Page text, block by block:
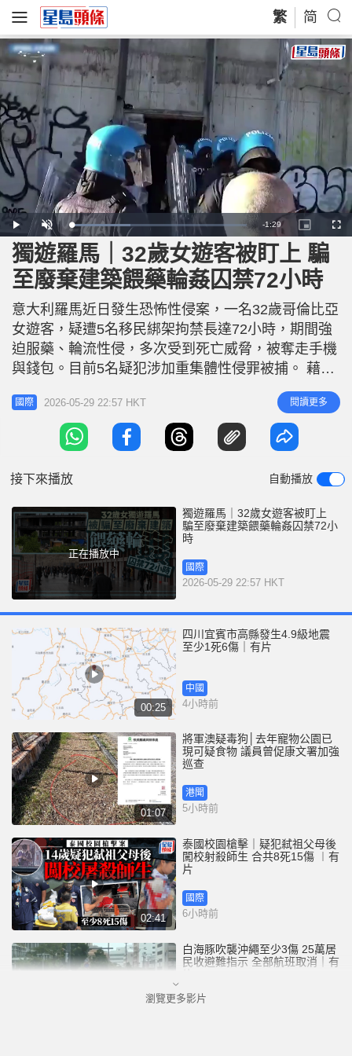
繁 简
P
l
a
y
U
n
m
u
t
e
L
o
d
:
3
3
7
5
R
e
m
i
e
-1:29
P
i
u
r
e
-
-
P
i
c
t
u
r
e
F
u
獨遊羅馬｜32歲女遊客被盯上 騙
至廢棄建築餵藥輪姦囚禁72小時
意大利羅馬近日發生恐怖性侵案，一名32歲哥倫比亞
女遊客，疑遭5名移民綁架拘禁長達72小時，期間強
迫服藥、輪流性侵，多次受到死亡威脅，被奪走手機
與錢包。目前5名疑犯涉加重集體性侵罪被捕。 藉口
兜售大麻誘拐󠄆 據《每日郵報》報道，該名女遊客9日
獨自赴羅馬旅遊，案發當晚在特米尼（Termini）車站
附近一間餐廳用餐，離開時被一名陌生男子以兜售大
麻為由搭訕，引誘她跟着走了約一小時後，另一名男
國際 2026-05-29 22:57 HKT 閱讀更多
接下來播放 自動播放
正在播放中
獨遊羅馬｜32歲女遊客被盯上
騙至廢棄建築餵藥輪姦囚禁72小
時
國際
2026-05-29 22:57 HKT
00:25
四川宜賓市高縣發生4.9級地震
至少1死6傷｜有片
中國
4小時前
01:07
將軍澳疑毒狗│去年寵物公園已
現可疑食物 議員曾促康文署加強
巡查
港聞
5小時前
02:41
泰國校園槍擊｜疑犯弒祖父母後
闖校射殺師生 合共8死15傷 ︱有
片
國際
6小時前
白海豚吹襲沖繩至少3傷 25萬居
民收避難指示 全部航班取消｜有
國際
瀏覽更多影片